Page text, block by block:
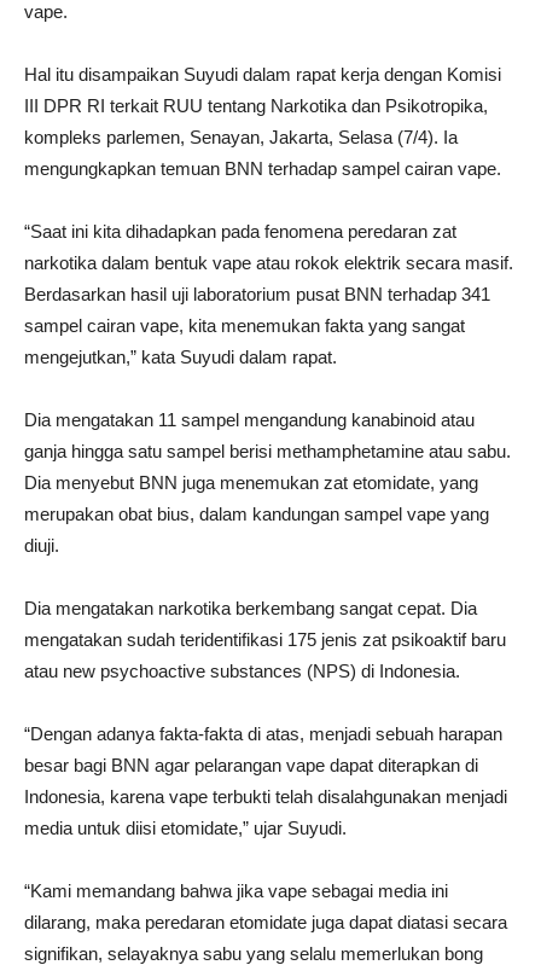
vape.
Hal itu disampaikan Suyudi dalam rapat kerja dengan Komisi
III DPR RI terkait RUU tentang Narkotika dan Psikotropika,
kompleks parlemen, Senayan, Jakarta, Selasa (7/4). Ia
mengungkapkan temuan BNN terhadap sampel cairan vape.
“Saat ini kita dihadapkan pada fenomena peredaran zat
narkotika dalam bentuk vape atau rokok elektrik secara masif.
Berdasarkan hasil uji laboratorium pusat BNN terhadap 341
sampel cairan vape, kita menemukan fakta yang sangat
mengejutkan,” kata Suyudi dalam rapat.
Dia mengatakan 11 sampel mengandung kanabinoid atau
ganja hingga satu sampel berisi methamphetamine atau sabu.
Dia menyebut BNN juga menemukan zat etomidate, yang
merupakan obat bius, dalam kandungan sampel vape yang
diuji.
Dia mengatakan narkotika berkembang sangat cepat. Dia
mengatakan sudah teridentifikasi 175 jenis zat psikoaktif baru
atau new psychoactive substances (NPS) di Indonesia.
“Dengan adanya fakta-fakta di atas, menjadi sebuah harapan
besar bagi BNN agar pelarangan vape dapat diterapkan di
Indonesia, karena vape terbukti telah disalahgunakan menjadi
media untuk diisi etomidate,” ujar Suyudi.
“Kami memandang bahwa jika vape sebagai media ini
dilarang, maka peredaran etomidate juga dapat diatasi secara
signifikan, selayaknya sabu yang selalu memerlukan bong